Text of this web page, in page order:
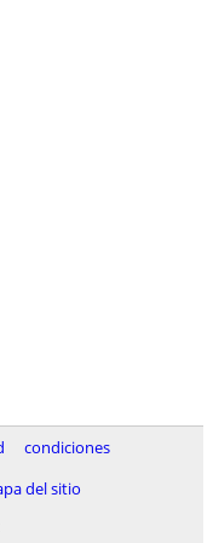
condiciones
del sitio